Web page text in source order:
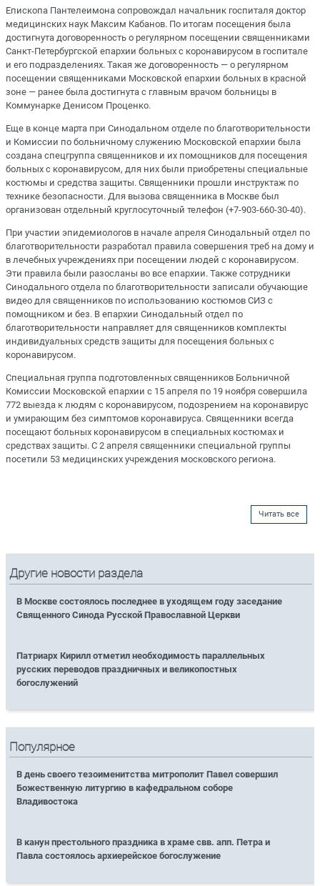
Епископа Пантелеимона сопровождал начальник госпиталя доктор
медицинских наук Максим Кабанов. По итогам посещения была
достигнута договоренность о регулярном посещении священниками
Санкт-Петербургской епархии больных с коронавирусом в госпитале
и его подразделениях. Такая же договоренность — о регулярном
посещении священниками Московской епархии больных в красной
зоне — ранее была достигнута с главным врачом больницы в
Коммунарке Денисом Проценко.
Еще в конце марта при Синодальном отделе по благотворительности
и Комиссии по больничному служению Московской епархии была
создана спецгруппа священников и их помощников для посещения
больных с коронавирусом, для них были приобретены специальные
костюмы и средства защиты. Священники прошли инструктаж по
технике безопасности. Для вызова священника в Москве был
организован отдельный круглосуточный телефон (+7-903-660-30-40).
При участии эпидемиологов в начале апреля Синодальный отдел по
благотворительности разработал правила совершения треб на дому и
в лечебных учреждениях при посещении людей с коронавирусом.
Эти правила были разосланы во все епархии. Также сотрудники
Синодального отдела по благотворительности записали обучающие
видео для священников по использованию костюмов СИЗ с
помощником и без. В епархии Синодальный отдел по
благотворительности направляет для священников комплекты
индивидуальных средств защиты для посещения больных с
коронавирусом.
Специальная группа подготовленных священников Больничной
Комиссии Московской епархии с 15 апреля по 19 ноября совершила
772 выезда к людям с коронавирусом, подозрением на коронавирус
и умирающим без симптомов коронавируса. Священники всегда
посещают больных коронавирусом в специальных костюмах и
средствах защиты. С 2 апреля священники специальной группы
посетили 53 медицинских учреждения московского региона.
Читать все
Другие новости раздела
В Москве состоялось последнее в уходящем году заседание
Священного Синода Русской Православной Церкви
Патриарх Кирилл отметил необходимость параллельных
русских переводов праздничных и великопостных
богослужений
Популярное
В день своего тезоименитства митрополит Павел совершил
Божественную литургию в кафедральном соборе
Владивостока
В канун престольного праздника в храме свв. апп. Петра и
Павла состоялось архиерейское богослужение